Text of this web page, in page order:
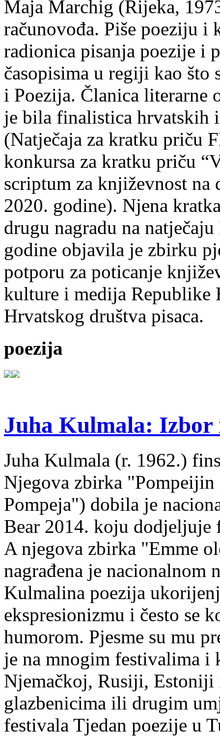
Maja Marchig (Rijeka,
računovođa. Piše poeziju i
radionica pisanja poezije i
časopisima u regiji kao što
i Poezija. Članica literarne
je bila finalistica hrvatskih
(Natječaja za kratku priču
konkursa za kratku priču
scriptum za književnost na
2020. godine). Njena
drugu nagradu na
godine objavila je zbirku
potporu za poticanje
kulture i medija Republike
Hrvatskog društva pisaca.
poezija
Juha Kulmala: Izbor
Juha Kulmala (r. 1962.)
Njegova zbirka
Pompeja") dobila je
Bear 2014. koju
A njegova zbirka "Emme
nagrađena je nacionalnom
Kulmalina poezija
ekspresionizmu i često se
humorom. Pjesme su mu
je na mnogim festivalima i
Njemačkoj, Rusiji, Estoniji
glazbenicima ili drugim
festivala Tjedan poezije u